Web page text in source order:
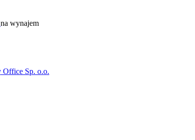
na wynajem